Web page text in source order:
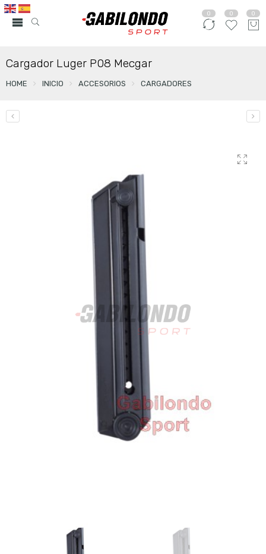
0 0 0
Cargador Luger P08 Mecgar
HOME INICIO ACCESORIOS CARGADORES